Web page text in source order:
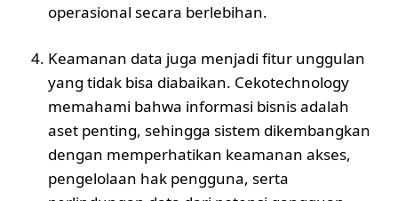
operasional secara berlebihan.
Keamanan data juga menjadi fitur unggulan
yang tidak bisa diabaikan. Cekotechnology
memahami bahwa informasi bisnis adalah
aset penting, sehingga sistem dikembangkan
dengan memperhatikan keamanan akses,
pengelolaan hak pengguna, serta